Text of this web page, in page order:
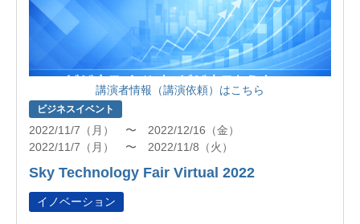
講演者情報（講演依頼）はこちら
ビジネスイベント
2022/11/7（月） 〜 2022/12/16（金）
2022/11/7（月） 〜 2022/11/8（火）
Sky Technology Fair Virtual 2022
イノベーション